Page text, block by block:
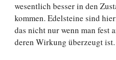
wesentlich besser in den
kommen. Edelsteine sind
das nicht nur wenn man fest
deren Wirkung überzeugt ist.